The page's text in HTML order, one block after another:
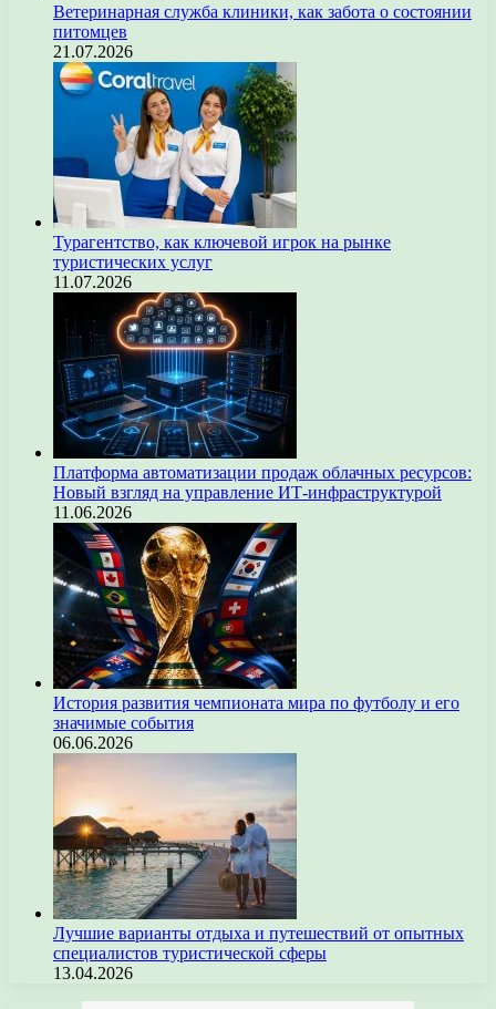
Ветеринарная служба клиники, как забота о состоянии
питомцев
21.07.2026
Турагентство, как ключевой игрок на рынке
туристических услуг
11.07.2026
Платформа автоматизации продаж облачных ресурсов:
Новый взгляд на управление ИТ-инфраструктурой
11.06.2026
История развития чемпионата мира по футболу и его
значимые события
06.06.2026
Лучшие варианты отдыха и путешествий от опытных
специалистов туристической сферы
13.04.2026